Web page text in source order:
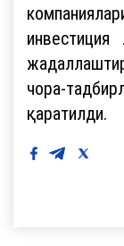
чора-
қаратилди.